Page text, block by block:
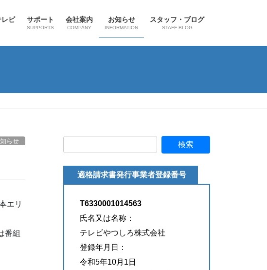
レビ サポート
SUPPORTS
会社案内
COMPANY
お知らせ
INFORMATION
スタッフ・ブログ
STAFF-BLOG
らせ
エリ
番組
適格請求書発行事業者登録番号
T6330001014563
氏名又は名称：
テレビやつしろ株式会社
登録年月日：
令和5年10月1日